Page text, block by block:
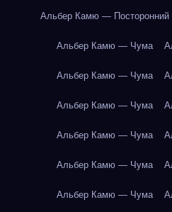
Альбер Камю — Посторонний
Альбер Камю — Чума
Альбер Камю — Чума
Альбер Камю — Чума
Альбер Камю — Чума
Альбер Камю — Чума
Альбер Камю — Чума